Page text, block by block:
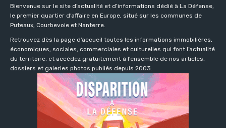
Bienvenue sur le site d’actualité et d’informations dédié à La Défense,
le premier quartier d’affaire en Europe, situé sur les communes de
Puteaux, Courbevoie et Nanterre.
Retrouvez dès la page d’accueil toutes les informations immobilières,
économiques, sociales, commerciales et culturelles qui font l’actualité
du territoire, et accédez gratuitement à l’ensemble de nos articles,
dossiers et galeries photos publiés depuis 2003.